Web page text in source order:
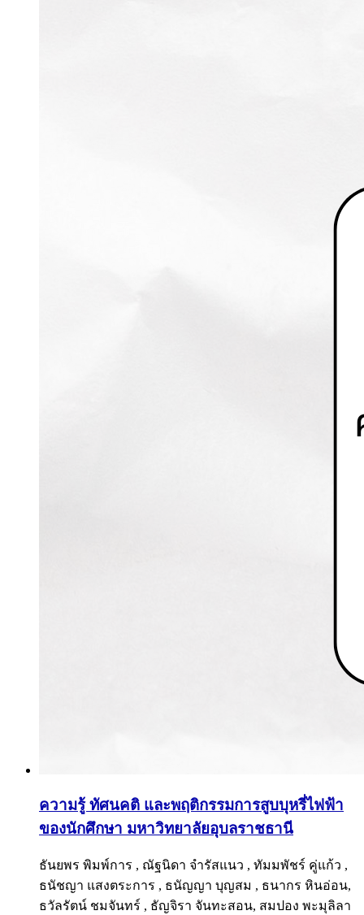
ความรู้ ทัศนคติ และพฤติกรรมการสูบบุหรี่ไฟฟ้า
ของนักศึกษา มหาวิทยาลัยอุบลราชธานี
ธันยพร พิมพ์การ , ณัฐนิดา จำรัสแนว , ทัมมพัชร์ คู่แก้ว ,
ธนัชญา แสงตระการ , ธนัญญา บุญสม , ธนากร หินอ่อน,
ธวัลรัตน์ ชมจันทร์ , ธัญจิรา จันทะสอน, สมปอง พะมุลิลา